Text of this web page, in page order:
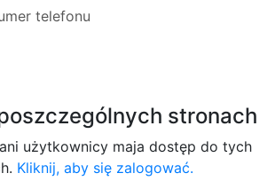
telefonu
stronach
użytkownicy maja dostęp do tych
Kliknij, aby się zalogować.